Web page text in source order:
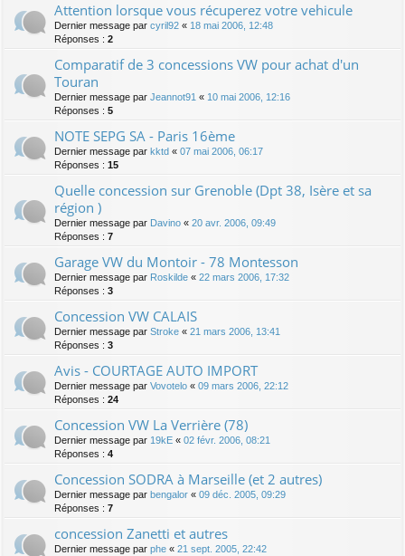
Attention lorsque vous récuperez votre vehicule
Dernier message par cyril92 « 18 mai 2006, 12:48
Réponses : 2
Comparatif de 3 concessions VW pour achat d'un
Touran
Dernier message par Jeannot91 « 10 mai 2006, 12:16
Réponses : 5
NOTE SEPG SA - Paris 16ème
Dernier message par kktd « 07 mai 2006, 06:17
Réponses : 15
Quelle concession sur Grenoble (Dpt 38, Isère et sa
région )
Dernier message par Davino « 20 avr. 2006, 09:49
Réponses : 7
Garage VW du Montoir - 78 Montesson
Dernier message par Roskilde « 22 mars 2006, 17:32
Réponses : 3
Concession VW CALAIS
Dernier message par Stroke « 21 mars 2006, 13:41
Réponses : 3
Avis - COURTAGE AUTO IMPORT
Dernier message par Vovotelo « 09 mars 2006, 22:12
Réponses : 24
Concession VW La Verrière (78)
Dernier message par 19kE « 02 févr. 2006, 08:21
Réponses : 4
Concession SODRA à Marseille (et 2 autres)
Dernier message par bengalor « 09 déc. 2005, 09:29
Réponses : 7
concession Zanetti et autres
Dernier message par phe « 21 sept. 2005, 22:42